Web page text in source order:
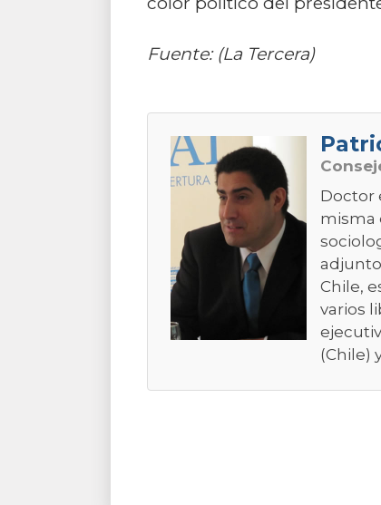
Fuente: (La Tercera)
Doctor
misma
Chile,
varios
(Chile)